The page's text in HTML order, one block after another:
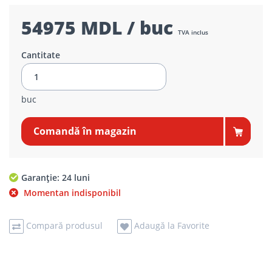
54975 MDL / buc TVA inclus
Cantitate
buc
Comandă în magazin
Garanție: 24 luni
Momentan indisponibil
Compară produsul Adaugă la Favorite